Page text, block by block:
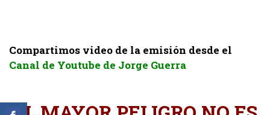
Compartimos video de la emisión desde el
Canal de Youtube de Jorge Guerra